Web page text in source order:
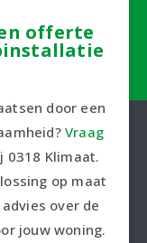
offerte
door een
Vraag
0318 Klimaat.
op maat
over de
jouw woning.